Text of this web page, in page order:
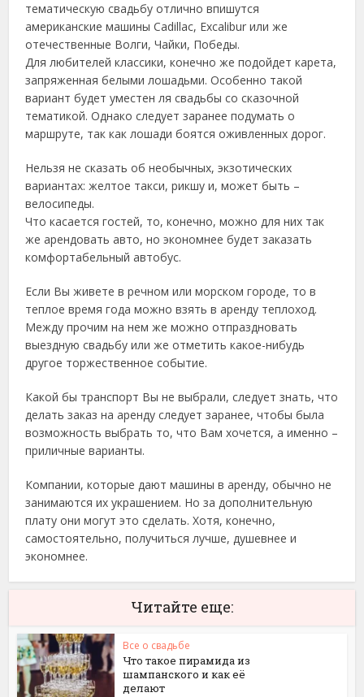
тематическую свадьбу отлично впишутся
американские машины Cadillac, Excalibur или же
отечественные Волги, Чайки, Победы.
Для любителей классики, конечно же подойдет карета,
запряженная белыми лошадьми. Особенно такой
вариант будет уместен ля свадьбы со сказочной
тематикой. Однако следует заранее подумать о
маршруте, так как лошади боятся оживленных дорог.
Нельзя не сказать об необычных, экзотических
вариантах: желтое такси, рикшу и, может быть –
велосипеды.
Что касается гостей, то, конечно, можно для них так
же арендовать авто, но экономнее будет заказать
комфортабельный автобус.
Если Вы живете в речном или морском городе, то в
теплое время года можно взять в аренду теплоход.
Между прочим на нем же можно отпраздновать
выездную свадьбу или же отметить какое-нибудь
другое торжественное событие.
Какой бы транспорт Вы не выбрали, следует знать, что
делать заказ на аренду следует заранее, чтобы была
возможность выбрать то, что Вам хочется, а именно –
приличные варианты.
Компании, которые дают машины в аренду, обычно не
занимаются их украшением. Но за дополнительную
плату они могут это сделать. Хотя, конечно,
самостоятельно, получиться лучше, душевнее и
экономнее.
Читайте еще:
Все о свадьбе
Что такое пирамида из
шампанского и как её
делают